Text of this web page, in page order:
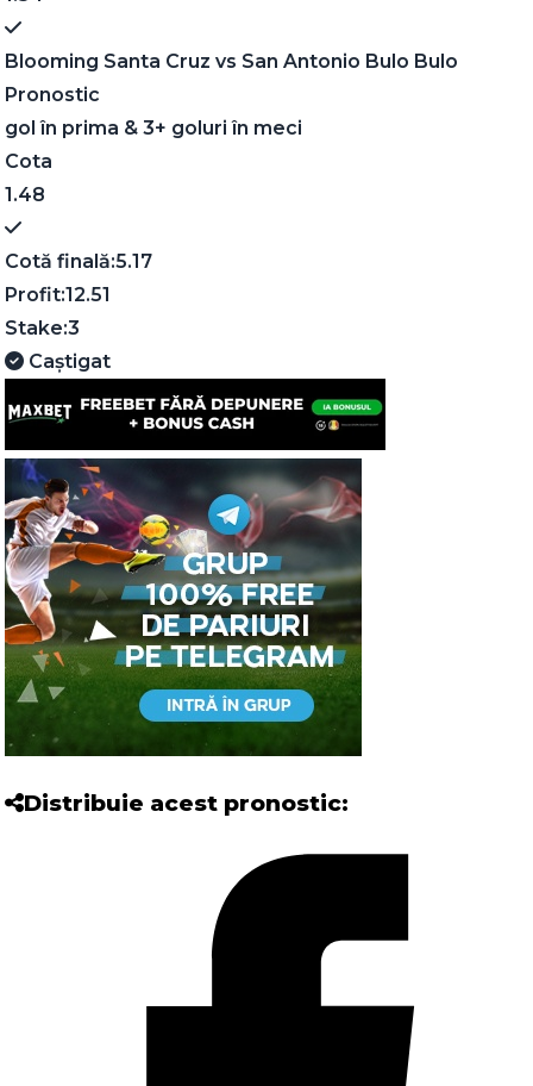
Blooming Santa Cruz vs San Antonio Bulo Bulo
Pronostic
gol în prima & 3+ goluri în meci
Cota
1.48
Cotă finală:5.17
Profit:12.51
Stake:3
Caștigat
Distribuie acest pronostic: